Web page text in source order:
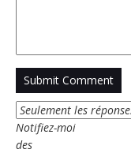
Notifiez-moi
des